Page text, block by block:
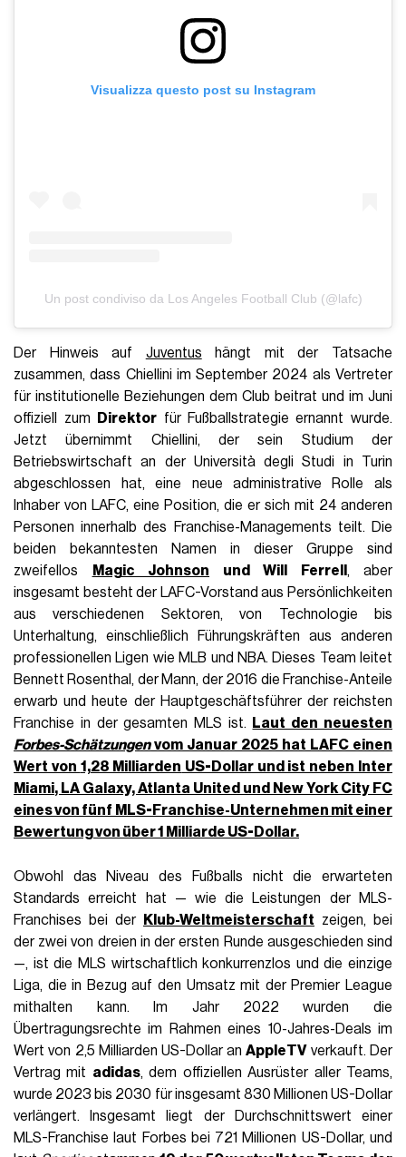
Visualizza questo post su Instagram
Un post condiviso da Los Angeles Football Club (@lafc)
Der Hinweis auf Juventus hängt mit der Tatsache
zusammen, dass Chiellini im September 2024 als Vertreter
für institutionelle Beziehungen dem Club beitrat und im Juni
offiziell zum
Direktor für Fußballstrategie ernannt wurde.
Jetzt übernimmt Chiellini, der sein Studium der
Betriebswirtschaft an der Università degli Studi in Turin
abgeschlossen hat, eine neue administrative Rolle als
Inhaber von LAFC, eine Position, die er sich mit 24 anderen
Personen innerhalb des Franchise-Managements teilt. Die
beiden bekanntesten Namen in dieser Gruppe sind
zweifellos
Magic Johnson und Will Ferrell , aber
insgesamt besteht der LAFC-Vorstand aus Persönlichkeiten
aus verschiedenen Sektoren, von Technologie bis
Unterhaltung, einschließlich Führungskräften aus anderen
professionellen Ligen wie MLB und NBA. Dieses Team leitet
Bennett Rosenthal, der Mann, der 2016 die Franchise-Anteile
erwarb und heute der Hauptgeschäftsführer der reichsten
Franchise in der gesamten MLS ist.
Laut den neuesten
Forbes-Schätzungenvom Januar 2025 hat LAFC einen
Wert von 1,28 Milliarden US-Dollar und ist neben
Inter
Miami, LA Galaxy, Atlanta United und New York City FC
eines von fünf MLS-Franchise-Unternehmen mit einer
Bewertung von über 1 Milliarde US-Dollar.
Obwohl das Niveau des Fußballs nicht die erwarteten
Standards erreicht hat — wie die Leistungen der MLS-
Franchises bei der
Klub-Weltmeisterschaft zeigen, bei
der zwei von dreien in der ersten Runde ausgeschieden sind
—, ist die MLS wirtschaftlich konkurrenzlos und die einzige
Liga, die in Bezug auf den Umsatz mit der Premier League
mithalten kann. Im Jahr 2022 wurden die
Übertragungsrechte im Rahmen eines 10-Jahres-Deals im
Wert von 2,5 Milliarden US-Dollar anAppleTV verkauft. Der
Vertrag mit adidas, dem offiziellen Ausrüster aller Teams,
wurde 2023 bis 2030 für insgesamt 830 Millionen US-Dollar
verlängert. Insgesamt liegt der Durchschnittswert einer
MLS-Franchise laut Forbes bei 721 Millionen US-Dollar, und